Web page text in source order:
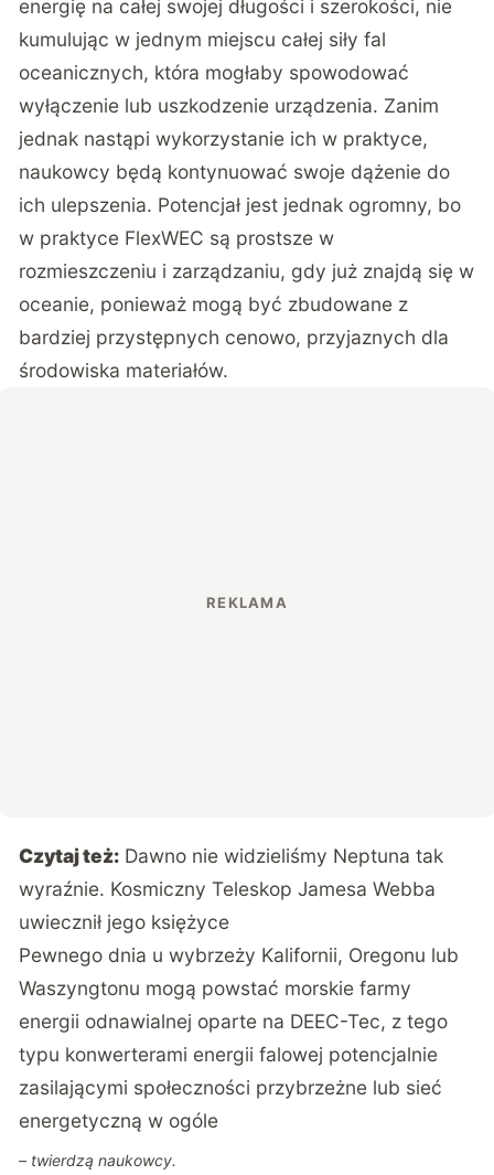
energię na całej swojej długości i szerokości, nie
kumulując w jednym miejscu całej siły fal
oceanicznych, która mogłaby spowodować
wyłączenie lub uszkodzenie urządzenia. Zanim
jednak nastąpi wykorzystanie ich w praktyce,
naukowcy będą kontynuować swoje dążenie do
ich ulepszenia. Potencjał jest jednak ogromny, bo
w praktyce FlexWEC są prostsze w
rozmieszczeniu i zarządzaniu, gdy już znajdą się w
oceanie, ponieważ mogą być zbudowane z
bardziej przystępnych cenowo, przyjaznych dla
środowiska materiałów.
Czytaj też: Dawno nie widzieliśmy Neptuna tak
wyraźnie. Kosmiczny Teleskop Jamesa Webba
uwiecznił jego księżyce
Pewnego dnia u wybrzeży Kalifornii, Oregonu lub
Waszyngtonu mogą powstać morskie farmy
energii odnawialnej oparte na DEEC-Tec, z tego
typu konwerterami energii falowej potencjalnie
zasilającymi społeczności przybrzeżne lub sieć
energetyczną w ogóle
– twierdzą naukowcy.